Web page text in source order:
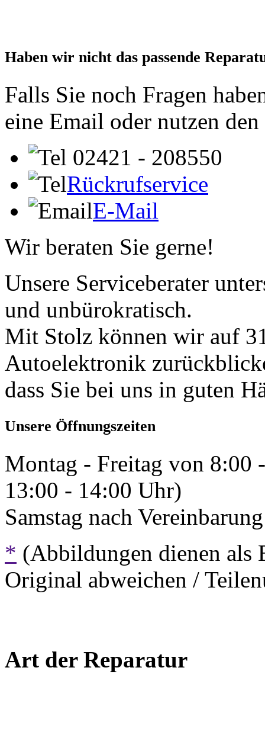
Haben wir nicht das passende
Falls Sie noch Fragen
eine Email oder nutzen
02421 - 208550
Rückrufservice
E-Mail
Wir beraten Sie gerne!
Unsere Serviceberater
und unbürokratisch.
Mit Stolz können wir auf
Autoelektronik
dass Sie bei uns in guten
Unsere Öffnungszeiten
Montag - Freitag von 8:00
13:00 - 14:00 Uhr)
Samstag nach
* (Abbildungen dienen als
Original abweichen /
Art der Reparatur